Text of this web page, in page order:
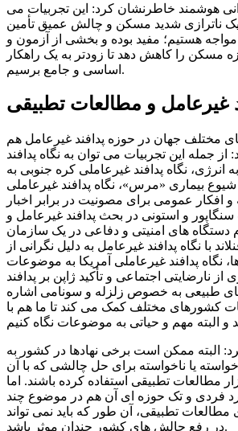
هوشمند خاطرنشان کرد: این تجربیات می
یک ناترازی شدید مسکن و چالش عمیق تأمین
هستیم؛ مفید بوده و بخشی از آزمون و
مسکن را کاهش دهد تا زودتر به یک راهکار
اساسی و جامع برسیم.
غیرعامل و مطالعات تطبیقی
مختلف جهان در حوزه پدافند غیرعامل هم
از جمله این تجربیات می توان به نگاه پدافند
انرژی، نگاه پدافند غیرعاملی کره جنوبی به
بیماری «مرس»، نگاه پدافند غیرعاملی
افکار عمومی برای مصونیت در برابر اخبار
سنگاپور و استونی در بحث پدافند غیرعامل و
دستگاه های امنیتی و دفاعی در یک سازمان
با نگاه پدافند غیرعامل به دلیل نگرانی از
نگاه پدافند غیرعاملی آمریکا به موضوعات
از نارضایتی اجتماعی و تأکید ژاپن بر پدافند
طبیعی به خصوص زلزله و سونامی اشاره
کشورهای مختلف کمک می کند تا ما هم با
البته ممکن است برخی نهادها در کشور به
یا ناخواسته برای حل چالشی که با آن
مطالعات تطبیقی استفاده کرده باشند. اما
فردی و تک حوزه ای آن هم در موضوع چند
تطبیقی، آن طور که باید نمی تواند
در رفع چالش های کشور چندان موثر باشد.